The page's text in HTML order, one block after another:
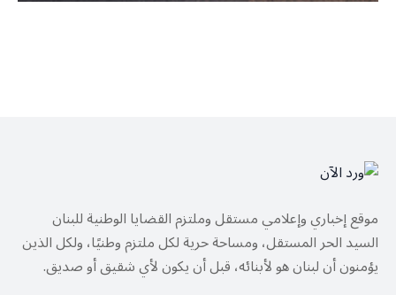
موقع إخباري وإعلامي مستقل وملتزم القضايا الوطنية للبنان
السيد الحر المستقل، ومساحة حرية لكل ملتزم وطنيًا، ولكل الذين
يؤمنون أن لبنان هو لأبنائه، قبل أن يكون لأي شقيق أو صديق.